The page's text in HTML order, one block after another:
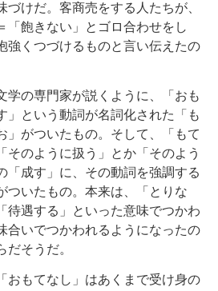
づけだ。客商売をする人たちが、
「飽きない」とゴロ合わせをし
強くつづけるものと言い伝えたの
の専門家が説くように、「おも
」という動詞が名詞化された「も
」がついたもの。そして、「もて
そのように扱う」とか「そのよう
「成す」に、その動詞を強調する
ついたもの。本来は、「とりな
待遇する」といった意味でつかわ
合いでつかわれるようになったの
だそうだ。
もてなし」はあくまで受け身の